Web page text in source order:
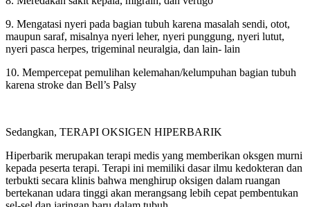
9. Mengatasi nyeri pada bagian tubuh karena masalah sendi, otot,
maupun saraf, misalnya nyeri leher, nyeri punggung, nyeri lutut,
nyeri pasca herpes, trigeminal neuralgia, dan lain- lain
10. Mempercepat pemulihan kelemahan/kelumpuhan bagian tubuh
karena stroke dan Bell’s Palsy
Sedangkan, TERAPI OKSIGEN HIPERBARIK
Hiperbarik merupakan terapi medis yang memberikan oksgen murni
kepada peserta terapi. Terapi ini memiliki dasar ilmu kedokteran dan
terbukti secara klinis bahwa menghirup oksigen dalam ruangan
bertekanan udara tinggi akan merangsang lebih cepat pembentukan